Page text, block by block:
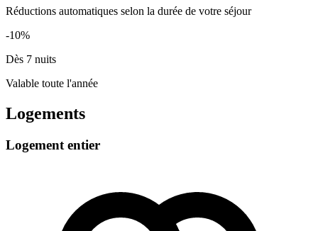
Réductions automatiques selon la durée de votre séjour
-10%
Dès 7 nuits
Valable toute l'année
Logements
Logement entier